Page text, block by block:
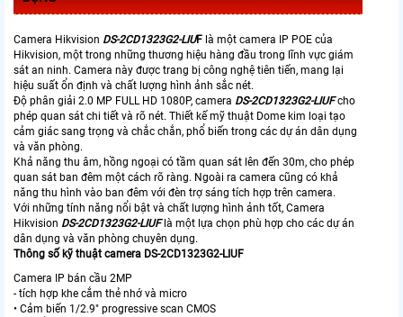
Camera Hikvision DS-2CD1323G2-LIUF là một camera IP POE của
Hikvision, một trong những thương hiệu hàng đầu trong lĩnh vực giám
sát an ninh. Camera này được trang bị công nghệ tiên tiến, mang lại
hiệu suất ổn định và chất lượng hình ảnh sắc nét.
Độ phân giải 2.0 MP FULL HD 1080P, camera DS-2CD1323G2-LIUFcho
phép quan sát chi tiết và rõ nét. Thiết kế mỹ thuật Dome kim loại tạo
cảm giác sang trọng và chắc chắn, phổ biến trong các dự án dân dụng
và văn phòng.
Khả năng thu âm, hồng ngoại có tầm quan sát lên đến 30m, cho phép
quan sát ban đêm một cách rõ ràng. Ngoài ra camera cũng có khả
năng thu hình vào ban đêm với đèn trợ sáng tích hợp trên camera.
Với những tính năng nổi bật và chất lượng hình ảnh tốt, Camera
Hikvision DS-2CD1323G2-LIUF là một lựa chọn phù hợp cho các dự án
dân dụng và văn phòng chuyên dụng.
Thông số kỹ thuật camera DS-2CD1323G2-LIUF
Camera IP bán cầu 2MP
- tích hợp khe cắm thẻ nhớ và micro
• Cảm biến 1/2.9" progressive scan CMOS